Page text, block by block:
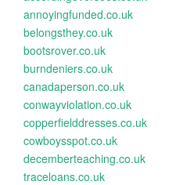
annoyingfunded.co.uk
belongsthey.co.uk
bootsrover.co.uk
burndeniers.co.uk
canadaperson.co.uk
conwayviolation.co.uk
copperfielddresses.co.uk
cowboysspot.co.uk
decemberteaching.co.uk
traceloans.co.uk